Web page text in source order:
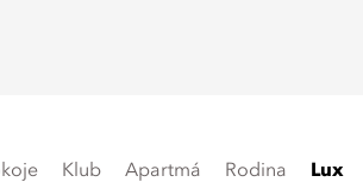
Klub Apartmá Rodina